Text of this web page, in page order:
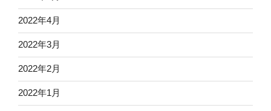
2022年4月
2022年3月
2022年2月
2022年1月